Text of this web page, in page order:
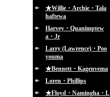
★Willie・Archie・Tala
haftewa
Harvey・Quanimptew
a・Jr
Larry (Lawrence)・Poo
youma
★Bennett・Kagenvema
Loren・Phillips
★Floyd・Namingha・L